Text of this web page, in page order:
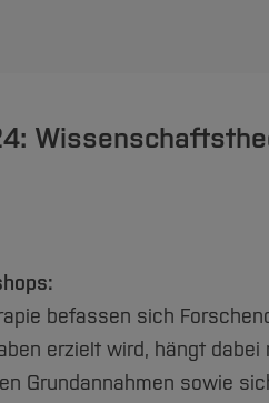
befassen sich
erzielt wird, hängt
Grundannahmen sowie